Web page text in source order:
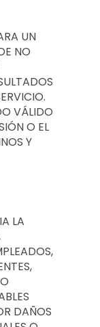
UN
NO
VÁLIDO
O EL
Y
LA
DAÑOS